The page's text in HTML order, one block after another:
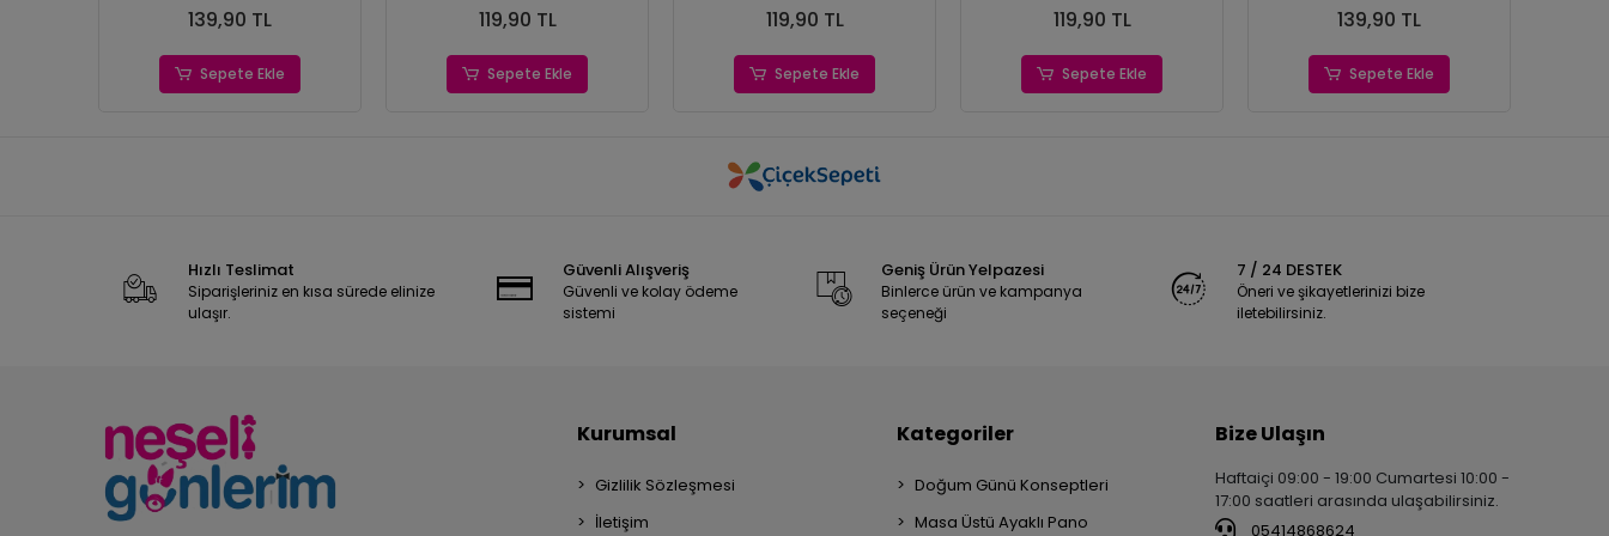
139,90 TL
Sepete Ekle
119,90 TL
Sepete Ekle
119,90 TL
Sepete Ekle
119,90 TL
Sepete Ekle
139,90 TL
Sepete Ekle
Hızlı Teslimat
Siparişleriniz en kısa sürede elinize
ulaşır.
Güvenli Alışveriş
Güvenli ve kolay ödeme
sistemi
Geniş Ürün Yelpazesi
Binlerce ürün ve kampanya
seçeneği
7 / 24 DESTEK
Öneri ve şikayetlerinizi bize
iletebilirsiniz.
Kurumsal
Gizlilik Sözleşmesi
İletişim
Kategoriler
Doğum Günü Konseptleri
Masa Üstü Ayaklı Pano
Bize Ulaşın
Haftaiçi 09:00 - 19:00 Cumartesi 10:00 -
17:00 saatleri arasında ulaşabilirsiniz.
05414868624